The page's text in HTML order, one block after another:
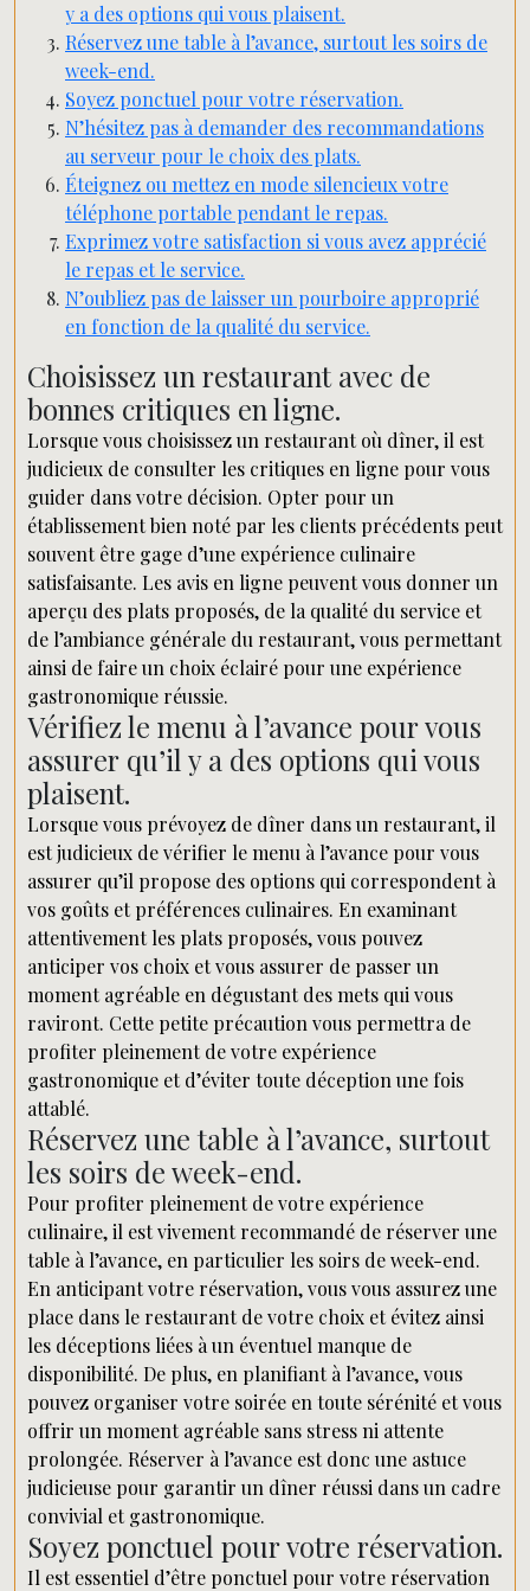
y a des options qui vous plaisent.
Réservez une table à l’avance, surtout les soirs de
week-end.
Soyez ponctuel pour votre réservation.
N’hésitez pas à demander des recommandations
au serveur pour le choix des plats.
Éteignez ou mettez en mode silencieux votre
téléphone portable pendant le repas.
Exprimez votre satisfaction si vous avez apprécié
le repas et le service.
N’oubliez pas de laisser un pourboire approprié
en fonction de la qualité du service.
Choisissez un restaurant avec de
bonnes critiques en ligne.
Lorsque vous choisissez un restaurant où dîner, il est
judicieux de consulter les critiques en ligne pour vous
guider dans votre décision. Opter pour un
établissement bien noté par les clients précédents peut
souvent être gage d’une expérience culinaire
satisfaisante. Les avis en ligne peuvent vous donner un
aperçu des plats proposés, de la qualité du service et
de l’ambiance générale du restaurant, vous permettant
ainsi de faire un choix éclairé pour une expérience
gastronomique réussie.
Vérifiez le menu à l’avance pour vous
assurer qu’il y a des options qui vous
plaisent.
Lorsque vous prévoyez de dîner dans un restaurant, il
est judicieux de vérifier le menu à l’avance pour vous
assurer qu’il propose des options qui correspondent à
vos goûts et préférences culinaires. En examinant
attentivement les plats proposés, vous pouvez
anticiper vos choix et vous assurer de passer un
moment agréable en dégustant des mets qui vous
raviront. Cette petite précaution vous permettra de
profiter pleinement de votre expérience
gastronomique et d’éviter toute déception une fois
attablé.
Réservez une table à l’avance, surtout
les soirs de week-end.
Pour profiter pleinement de votre expérience
culinaire, il est vivement recommandé de réserver une
table à l’avance, en particulier les soirs de week-end.
En anticipant votre réservation, vous vous assurez une
place dans le restaurant de votre choix et évitez ainsi
les déceptions liées à un éventuel manque de
disponibilité. De plus, en planifiant à l’avance, vous
pouvez organiser votre soirée en toute sérénité et vous
offrir un moment agréable sans stress ni attente
prolongée. Réserver à l’avance est donc une astuce
judicieuse pour garantir un dîner réussi dans un cadre
convivial et gastronomique.
Soyez ponctuel pour votre réservation.
Il est essentiel d’être ponctuel pour votre réservation